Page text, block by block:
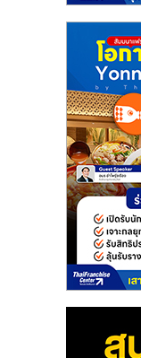
ปรึกษา
การ
ลงทุน
และ
ขยาย